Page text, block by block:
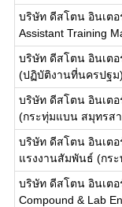
บริษัท ดีสโตน อินเต
Assistant Training
บริษัท ดีสโตน อินเต
(ปฏิบัติงานที่นครปฐม)
บริษัท ดีสโตน อินเต
(กระทุ่มแบน สมุทรส
บริษัท ดีสโตน อินเต
แรงงานสัมพันธ์ (กร
บริษัท ดีสโตน อินเต
Compound & Lab